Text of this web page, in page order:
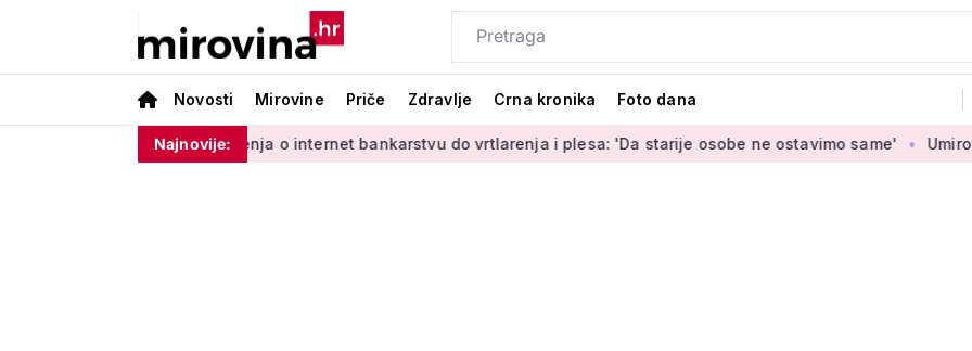
Novosti Mirovine Priče Zdravlje Crna kronika Foto dana
Najnovije:
Od učenja o internet bankarstvu do vrtlarenja i plesa: 'Da starije osobe ne ostavimo same' Umirovljenica